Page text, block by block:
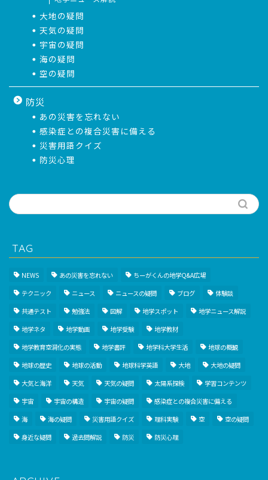
大地の疑問
天気の疑問
宇宙の疑問
海の疑問
空の疑問
防災
あの災害を忘れない
感染症との複合災害に備える
災害用語クイズ
防災心理
TAG
NEWS あの災害を忘れない
ちーがくんの地学Q&A広場
テクニック
ニュース ニュースの疑問 ブログ
体験談
共通テスト
勉強法 図解 地学スポット
地学ニュース解説
地学ネタ
地学動画 地学受験
地学教材
地学教育空洞化の実態
地学書評 地学科大学生活
地球の概観
地球の歴史
地球の活動 地球科学英語 大地
大地の疑問
大気と海洋
天気 天気の疑問 太陽系探検
学習コンテンツ
宇宙
宇宙の構造 宇宙の疑問
感染症との複合災害に備える
海
海の疑問 災害用語クイズ 理科実験 空
空の疑問
身近な疑問
過去問解説 防災 防災心理